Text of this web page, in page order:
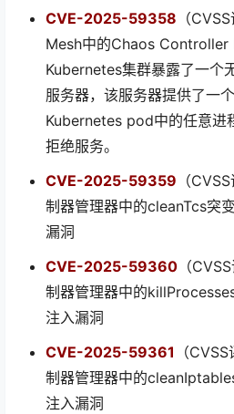
CVE-2025-59358 （
Mesh中的Chaos Controller
Kubernetes集群暴露了一个
服务器，该服务器提供了一
Kubernetes pod中的任意进
拒绝服务。
CVE-2025-59359 （
制器管理器中的cleanTcs突
漏洞
CVE-2025-59360 （
制器管理器中的
注入漏洞
CVE-2025-59361 （
制器管理器中的
注入漏洞